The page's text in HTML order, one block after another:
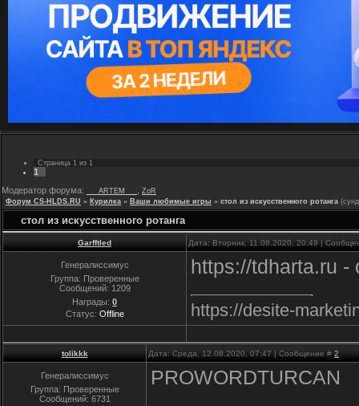
Страница 1 из 1
1
Модератор форума:
___ARTEM___
ZoR
Форум CS-HLDS.RU » Курилка » Ваши любимые игры » стол из искусственного ротанга
стол из искусственного ротанга
Garfftled Дата: Вторник, 11.08.2020, 20:49 |
Генералиссимус
Группа: Проверенные
Сообщений: 1209
Награды: 0
Статус: Offline
https://tdharta.ru -
https://desite-
tolikkk Дата: Среда, 12.08.2020, 07:47 | Сообщение # 2
Генералиссимус
Группа: Проверенные
Сообщений: 6731
PROWORDTURCAN